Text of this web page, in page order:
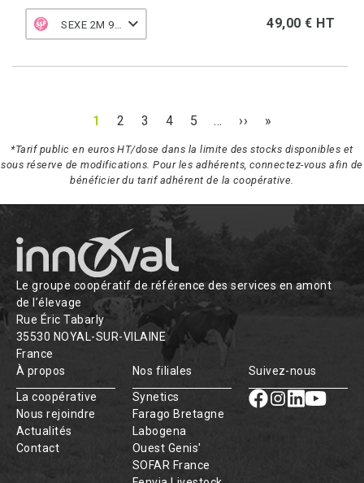
49,00 € HT
SEXE 2M 90 F
1 2 3 4 5 … ›› »
*Tarif public en euros HT/dose dans la limite des stocks disponibles et
sous réserve de modifications. Pour les adhérents, connectez-vous afin de
bénéficier du tarif adhérent de la coopérative.
Le groupe coopératif de référence des services en amont
de l’élevage
Rue Éric Tabarly
35530 NOYAL-SUR-VILAINE
France
À propos
La coopérative
Nous rejoindre
Actualités
Contact
Nos filiales
Synetics
Farago Bretagne
Labogena
Ouest Genis'
SOFAR France
Suivez-nous